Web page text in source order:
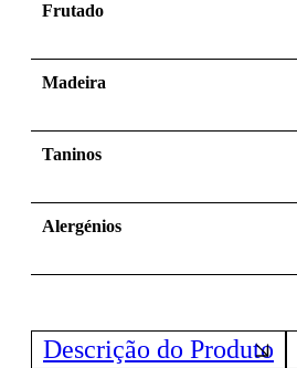
Frutado
Madeira
Taninos
Alergénios
Descrição do Produto